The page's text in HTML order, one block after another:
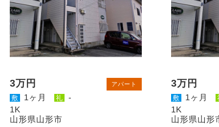
3万円 アパート
敷 1ヶ月 礼
-
1K
山形県山形市
3万円
敷 1ヶ月
1K
山形県山形